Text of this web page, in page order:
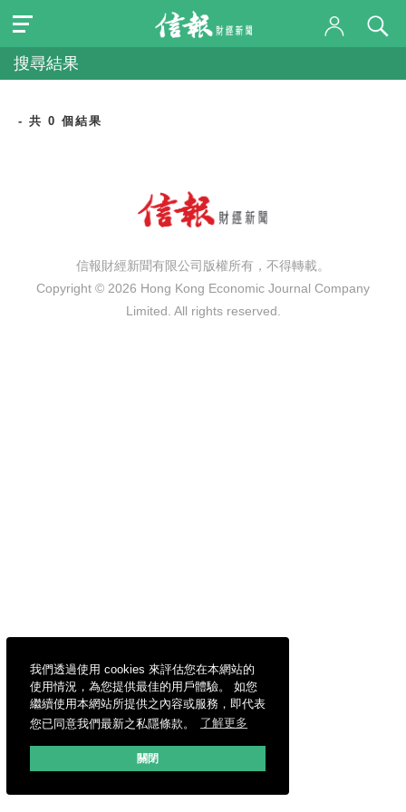
我們透過使用 cookies 來評估您在本網站的
使用情況，為您提供最佳的用戶體驗。 如您
繼續使用本網站所提供之內容或服務，即代表
您已同意我們最新之私隱條款。
了解更多
關閉
搜尋結果
- 共 0 個結果
信報財經新聞有限公司版權所有，不得轉載。
Copyright © 2026 Hong Kong Economic Journal Company
Limited. All rights reserved.